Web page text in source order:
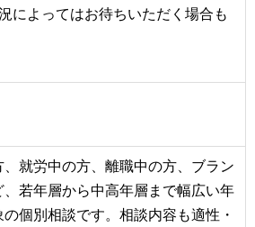
によってはお待ちいただく場合も
就労中の方、離職中の方、ブラン
、若年層から中高年層まで幅広い年
個別相談です。相談内容も適性・